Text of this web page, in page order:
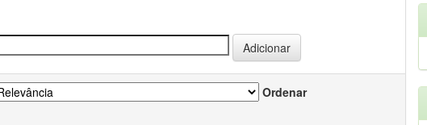
Ordenar